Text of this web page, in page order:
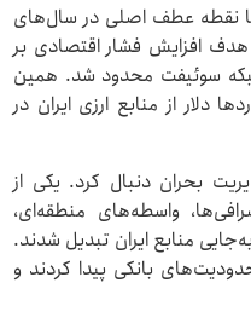
هسته‌ای در دهه ۱۳۸۰ بازمی‌گردد، اما نقطه عطف اصلی در سال‌های
هدف افزایش فشار اقتصادی بر
شبکه سوئیفت محدود شد. همین
دلار از منابع ارزی ایران در
بحران دنبال کرد. یکی از
واسطه‌های منطقه‌ای،
منابع ایران تبدیل شدند.
بانکی پیدا کردند و